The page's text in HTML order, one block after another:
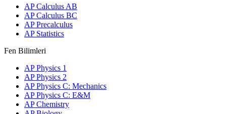
AP Calculus AB
AP Calculus BC
AP Precalculus
AP Statistics
Fen Bilimleri
AP Physics 1
AP Physics 2
AP Physics C: Mechanics
AP Physics C: E&M
AP Chemistry